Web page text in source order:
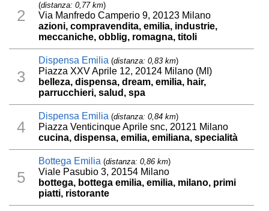
2
(distanza: 0,77 km)
Via Manfredo Camperio 9, 20123 Milano
azioni, compravendita, emilia, industrie,
meccaniche, obblig, romagna, titoli
3
Dispensa Emilia (distanza: 0,83 km)
Piazza XXV Aprile 12, 20124 Milano (MI)
belleza, dispensa, dream, emilia, hair,
parrucchieri, salud, spa
4
Dispensa Emilia (distanza: 0,84 km)
Piazza Venticinque Aprile snc, 20121 Milano
cucina, dispensa, emilia, emiliana, specialità
5
Bottega Emilia (distanza: 0,86 km)
Viale Pasubio 3, 20154 Milano
bottega, bottega emilia, emilia, milano, primi
piatti, ristorante